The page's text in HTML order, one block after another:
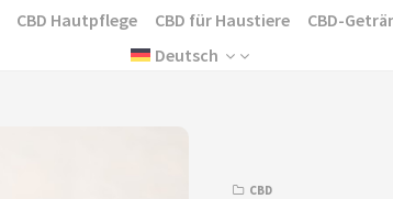
CBD Hautpflege CBD für Haustiere CBD-
Deutsch
CBD